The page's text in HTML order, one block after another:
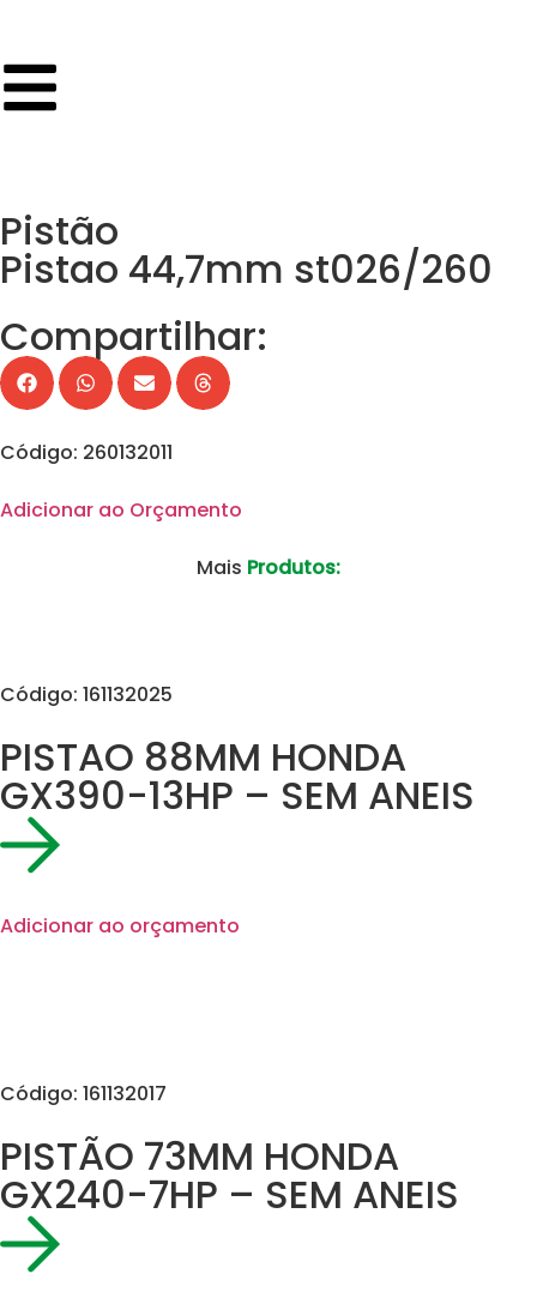
Pistão
Pistao 44,7mm st026/260
Compartilhar:
Código: 260132011
Adicionar ao Orçamento
Mais Produtos:
Código: 161132025
PISTAO 88MM HONDA
GX390-13HP – SEM ANEIS
Adicionar ao orçamento
Código: 161132017
PISTÃO 73MM HONDA
GX240-7HP – SEM ANEIS